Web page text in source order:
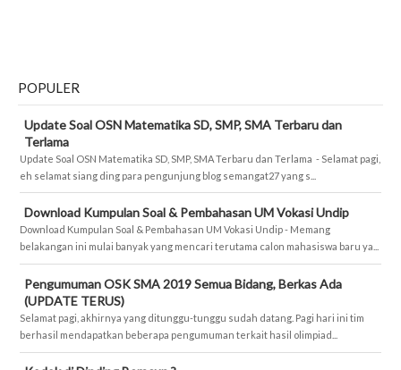
POPULER
Update Soal OSN Matematika SD, SMP, SMA Terbaru dan
Terlama
Update Soal OSN Matematika SD, SMP, SMA Terbaru dan Terlama - Selamat pagi,
eh selamat siang ding para pengunjung blog semangat27 yang s...
Download Kumpulan Soal & Pembahasan UM Vokasi Undip
Download Kumpulan Soal & Pembahasan UM Vokasi Undip - Memang
belakangan ini mulai banyak yang mencari terutama calon mahasiswa baru ya...
Pengumuman OSK SMA 2019 Semua Bidang, Berkas Ada
(UPDATE TERUS)
Selamat pagi, akhirnya yang ditunggu-tunggu sudah datang. Pagi hari ini tim
berhasil mendapatkan beberapa pengumuman terkait hasil olimpiad...